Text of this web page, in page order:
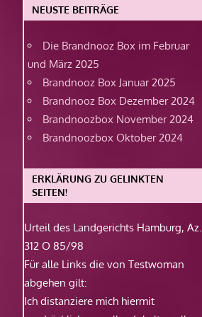
NEUSTE BEITRÄGE
Die Brandnooz Box im Februar
und März 2025
Brandnooz Box Januar 2025
Brandnooz Box Dezember 2024
Brandnoozbox November 2024
Brandnoozbox Oktober 2024
ERKLÄRUNG ZU GELINKTEN
SEITEN!
Urteil des Landgerichts Hamburg, Az.
312 O 85/98
Für alle Links die von Testwoman
abgehen gilt:
Ich distanziere mich hiermit